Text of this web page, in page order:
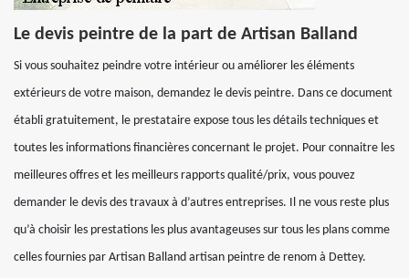
Le devis peintre de la part de Artisan Balland
Si vous souhaitez peindre votre intérieur ou améliorer les éléments
extérieurs de votre maison, demandez le devis peintre. Dans ce document
établi gratuitement, le prestataire expose tous les détails techniques et
toutes les informations financières concernant le projet. Pour connaitre les
meilleures offres et les meilleurs rapports qualité/prix, vous pouvez
demander le devis des travaux à d’autres entreprises. Il ne vous reste plus
qu’à choisir les prestations les plus avantageuses sur tous les plans comme
celles fournies par Artisan Balland artisan peintre de renom à Dettey.